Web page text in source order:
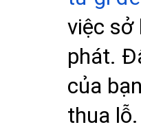
việc sở
phát.
của
thua